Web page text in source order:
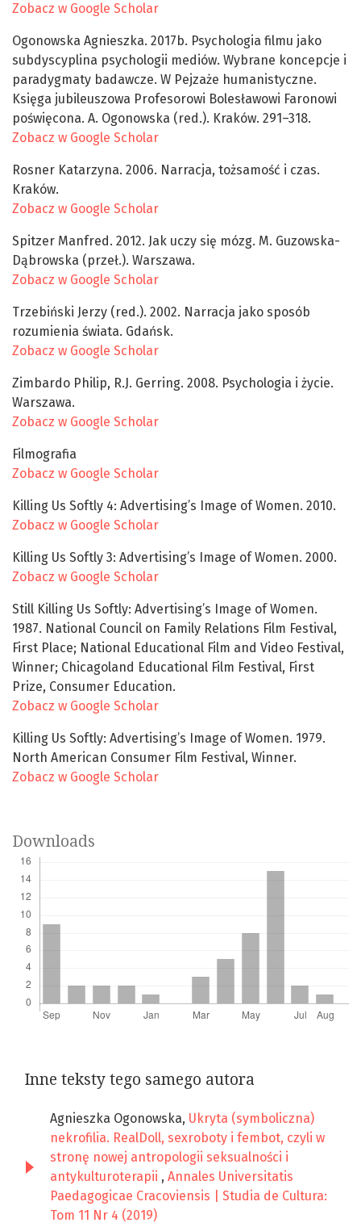
Zobacz w Google Scholar
Ogonowska Agnieszka. 2017b. Psychologia filmu jako
subdyscyplina psychologii mediów. Wybrane koncepcje i
paradygmaty badawcze. W Pejzaże humanistyczne.
Księga jubileuszowa Profesorowi Bolesławowi Faronowi
poświęcona. A. Ogonowska (red.). Kraków. 291–318.
Zobacz w Google Scholar
Rosner Katarzyna. 2006. Narracja, tożsamość i czas.
Kraków.
Zobacz w Google Scholar
Spitzer Manfred. 2012. Jak uczy się mózg. M. Guzowska-
Dąbrowska (przeł.). Warszawa.
Zobacz w Google Scholar
Trzebiński Jerzy (red.). 2002. Narracja jako sposób
rozumienia świata. Gdańsk.
Zobacz w Google Scholar
Zimbardo Philip, R.J. Gerring. 2008. Psychologia i życie.
Warszawa.
Zobacz w Google Scholar
Filmografia
Zobacz w Google Scholar
Killing Us Softly 4: Advertising’s Image of Women. 2010.
Zobacz w Google Scholar
Killing Us Softly 3: Advertising’s Image of Women. 2000.
Zobacz w Google Scholar
Still Killing Us Softly: Advertising’s Image of Women.
1987. National Council on Family Relations Film Festival,
First Place; National Educational Film and Video Festival,
Winner; Chicagoland Educational Film Festival, First
Prize, Consumer Education.
Zobacz w Google Scholar
Killing Us Softly: Advertising’s Image of Women. 1979.
North American Consumer Film Festival, Winner.
Zobacz w Google Scholar
Downloads
Inne teksty tego samego autora
Agnieszka Ogonowska, Ukryta (symboliczna)
nekrofilia. RealDoll, sexroboty i fembot, czyli w
stronę nowej antropologii seksualności i
antykulturoterapii , Annales Universitatis
Paedagogicae Cracoviensis | Studia de Cultura:
Tom 11 Nr 4 (2019)